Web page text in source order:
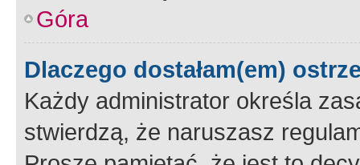
Góra
Dlaczego dostałam(em)
Każdy administrator określa
stwierdzą, że naruszasz